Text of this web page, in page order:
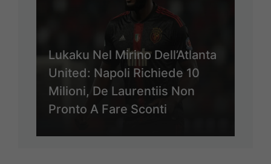
Lukaku Nel Mirino Dell’Atlanta
United: Napoli Richiede 10
Milioni, De Laurentiis Non
Pronto A Fare Sconti